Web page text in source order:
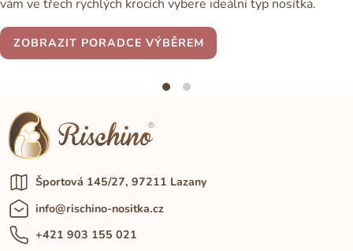
vám ve třech rychlých krocích vybere ideální typ nosítka.
ZOBRAZIT PORADCE VÝBĚREM
Športová 145/27, 97211 Lazany
info@rischino-nositka.cz
+421 903 155 021